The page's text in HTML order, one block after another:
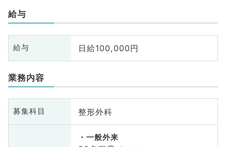
給与
給与 日給100,000円
業務内容
募集科目 整形外科
一般外来